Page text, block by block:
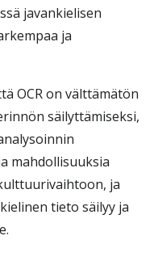
javankielisen
ja
OCR on välttämätön
säilyttämiseksi,
mahdollisuuksia
ja
tieto säilyy ja